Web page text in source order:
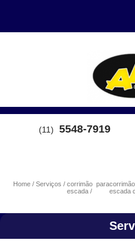
(11) 5548-7919
Home Serviços
corrimão para
escada
escada